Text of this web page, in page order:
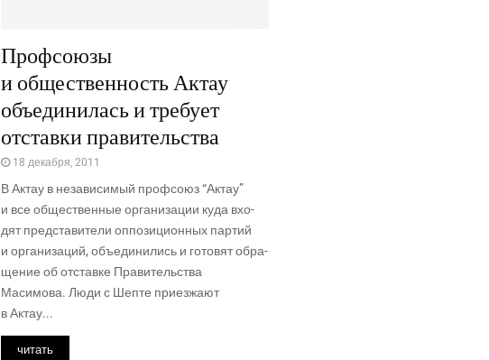
Профсоюзы
и общественность Актау
объединилась и требует
отставки правительства
18 декабря, 2011
В Актау в неза­ви­си­мый проф­со­юз “Актау”
и все обще­ствен­ные орга­ни­за­ции куда вхо­
дят пред­ста­ви­те­ли оппо­зи­ци­он­ных пар­тий
и орга­ни­за­ций, объ­еди­ни­лись и гото­вят обра­
ще­ние об отстав­ке Пра­ви­тель­ства
Масимова. Люди с Шеп­те при­ез­жа­ют
в Актау...
читать